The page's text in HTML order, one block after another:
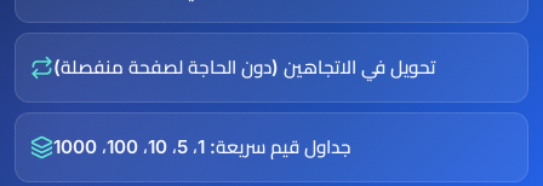
تحويل في الاتجاهين (دون الحاجة لصفحة منفصلة)
جداول قيم سريعة: 1، 5، 10، 100، 1000